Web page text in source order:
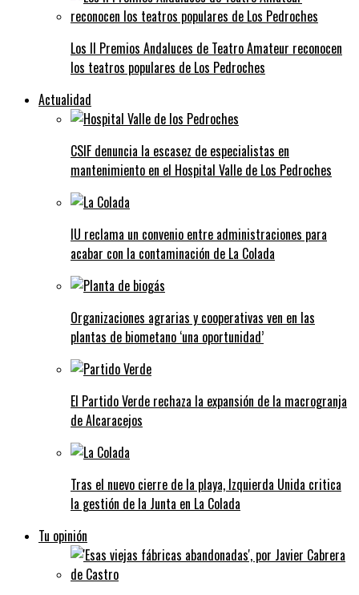
Los II Premios Andaluces de Teatro Amateur reconocen
los teatros populares de Los Pedroches
Actualidad
CSIF denuncia la escasez de especialistas en
mantenimiento en el Hospital Valle de Los Pedroches
IU reclama un convenio entre administraciones para
acabar con la contaminación de La Colada
Organizaciones agrarias y cooperativas ven en las
plantas de biometano ‘una oportunidad’
El Partido Verde rechaza la expansión de la macrogranja
de Alcaracejos
Tras el nuevo cierre de la playa, Izquierda Unida critica
la gestión de la Junta en La Colada
Tu opinión